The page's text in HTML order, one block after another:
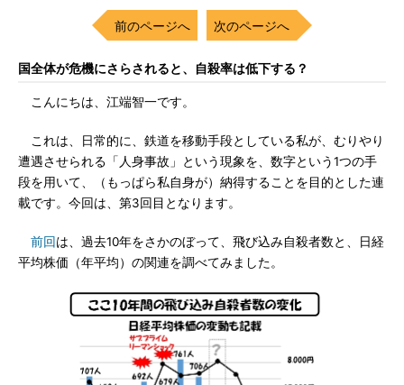
前のページへ 次のページへ
国全体が危機にさらされると、自殺率は低下する？
こんにちは、江端智一です。
これは、日常的に、鉄道を移動手段としている私が、むりやり
遭遇させられる「人身事故」という現象を、数字という1つの手
段を用いて、（もっぱら私自身が）納得することを目的とした連
載です。今回は、第3回目となります。
前回は、過去10年をさかのぼって、飛び込み自殺者数と、日経
平均株価（年平均）の関連を調べてみました。